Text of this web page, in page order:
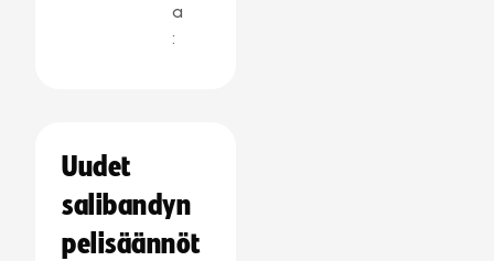
a
:
Uudet
salibandyn
pelisäännöt